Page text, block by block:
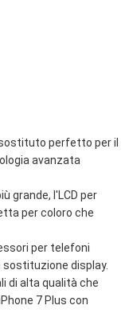
sostituto perfetto per il
avanzata
grande, l'LCD per
per coloro che
per telefoni
sostituzione display.
di alta qualità che
7 Plus con